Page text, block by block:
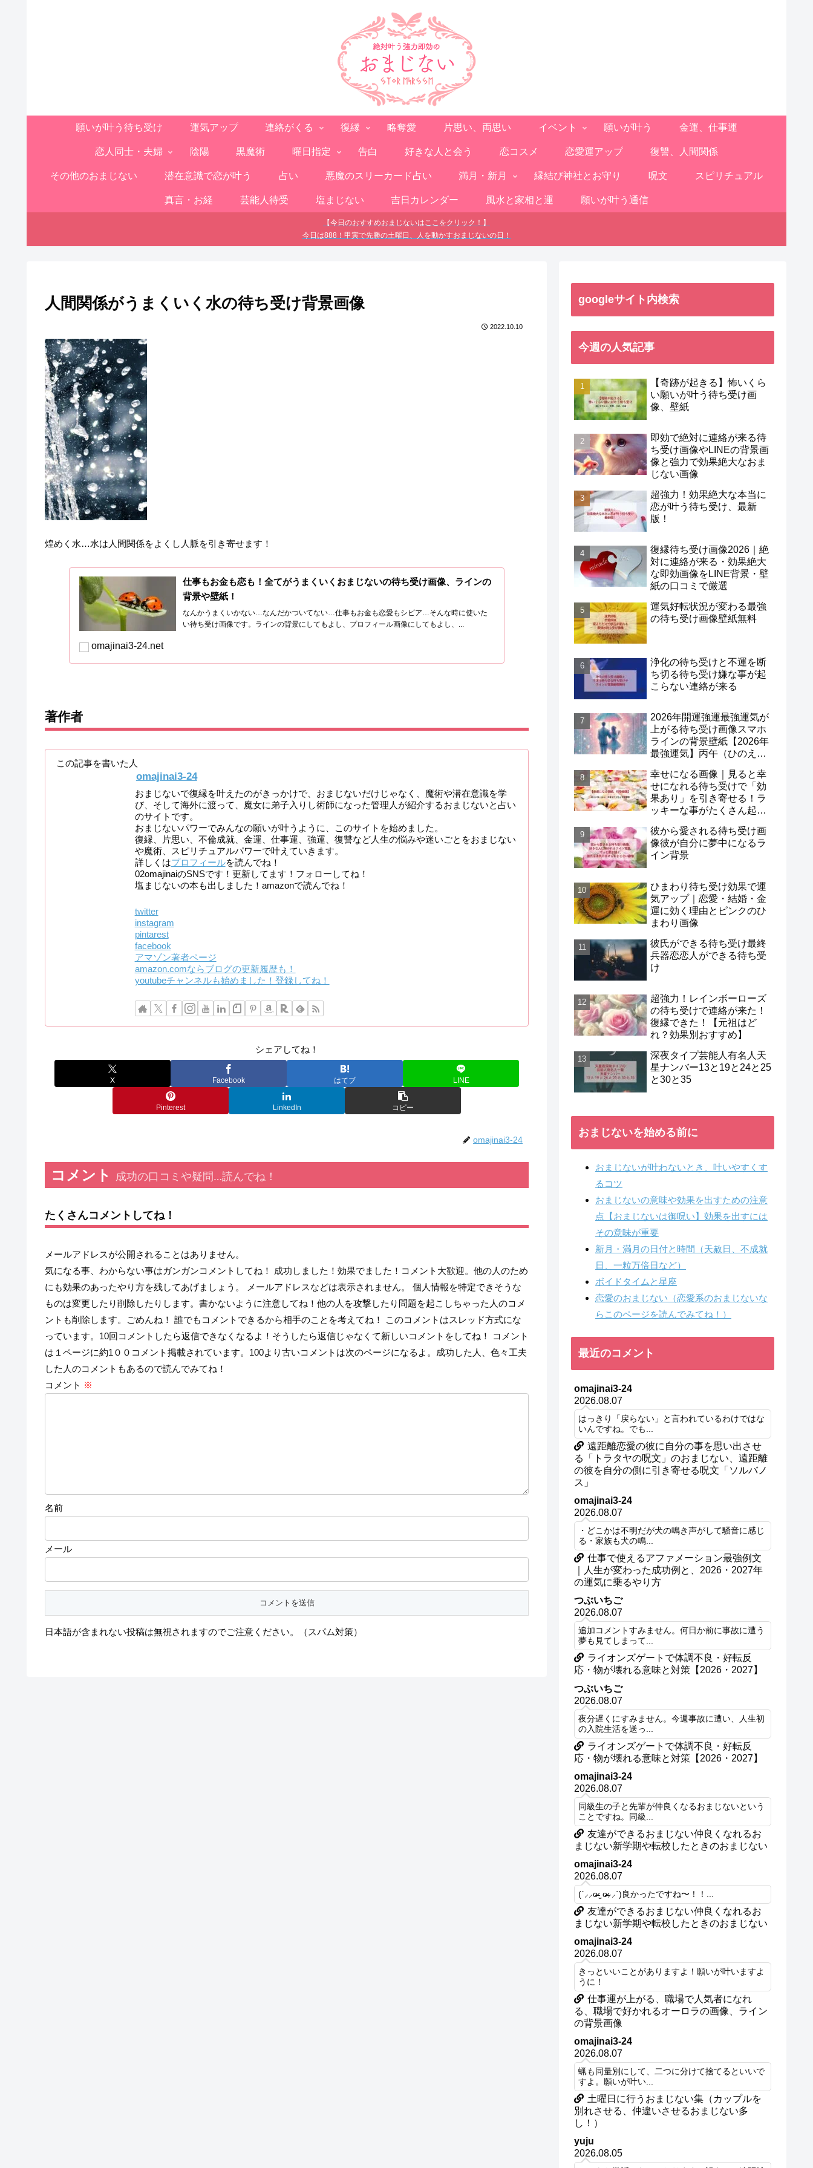
願いが叶う待ち受け 運気アップ 連絡がくる 復縁 略奪愛 片思い、両思い イベント 願いが叶う 金運、仕事運
恋人同士・夫婦 陰陽 黒魔術 曜日指定 告白 好きな人と会う 恋コスメ 恋愛運アップ 復讐、人間関係
その他のおまじない 潜在意識で恋が叶う 占い 悪魔のスリーカード占い 満月・新月 縁結び神社とお守り 呪文 スピリチュアル
真言・お経 芸能人待受 塩まじない 吉日カレンダー 風水と家相と運 願いが叶う通信
【今日のおすすめおまじないはここをクリック！】
今日は888！甲寅で先勝の土曜日、人を動かすおまじないの日！
人間関係がうまくいく水の待ち受け背景画像
2022.10.10
煌めく水…水は人間関係をよくし人脈を引き寄せます！
仕事もお金も恋も！全てがうまくいくおまじないの待ち受け画像、ラインの
背景や壁紙！
なんかうまくいかない…なんだかついてない…仕事もお金も恋愛もシビア…そんな時に使いた
い待ち受け画像です。ラインの背景にしてもよし、プロフィール画像にしてもよし、...
omajinai3-24.net
著作者
この記事を書いた人
omajinai3-24
おまじないで復縁を叶えたのがきっかけで、おまじないだけじゃなく、魔術や潜在意識を学
び、そして海外に渡って、魔女に弟子入りし術師になった管理人が紹介するおまじないと占い
のサイトです。
おまじないパワーでみんなの願いが叶うように、このサイトを始めました。
復縁、片思い、不倫成就、金運、仕事運、強運、復讐など人生の悩みや迷いごとをおまじない
や魔術、スピリチュアルパワーで叶えていきます。
詳しくはプロフィールを読んでね！
02omajinaiのSNSです！更新してます！フォローしてね！
塩まじないの本も出しました！amazonで読んでね！
twitter
instagram
pintarest
facebook
アマゾン著者ページ
amazon.comならブログの更新履歴も！
youtubeチャンネルも始めました！登録してね！
シェアしてね！
X Facebook はてブ LINE
Pinterest LinkedIn コピー
omajinai3-24
コメント 成功の口コミや疑問…読んでね！
たくさんコメントしてね！
メールアドレスが公開されることはありません。
気になる事、わからない事はガンガンコメントしてね！ 成功しました！効果でました！コメント大歓迎。他の人のため
にも効果のあったやり方を残してあげましょう。 メールアドレスなどは表示されません。 個人情報を特定できそうな
ものは変更したり削除したりします。書かないように注意してね！他の人を攻撃したり問題を起こしちゃった人のコメ
ントも削除します。ごめんね！ 誰でもコメントできるから相手のことを考えてね！ このコメントはスレッド方式にな
っています。10回コメントしたら返信できなくなるよ！そうしたら返信じゃなくて新しいコメントをしてね！ コメント
は１ページに約1００コメント掲載されています。100より古いコメントは次のページになるよ。成功した人、色々工夫
した人のコメントもあるので読んでみてね！
コメント ※
名前
メール
日本語が含まれない投稿は無視されますのでご注意ください。（スパム対策）
googleサイト内検索
今週の人気記事
【奇跡が起きる】怖いくら
い願いが叶う待ち受け画
像、壁紙
即効で絶対に連絡が来る待
ち受け画像やLINEの背景画
像と強力で効果絶大なおま
じない画像
超強力！効果絶大な本当に
恋が叶う待ち受け、最新
版！
復縁待ち受け画像2026｜絶
対に連絡が来る・効果絶大
な即効画像をLINE背景・壁
紙の口コミで厳選
運気好転状況が変わる最強
の待ち受け画像壁紙無料
浄化の待ち受けと不運を断
ち切る待ち受け嫌な事が起
こらない連絡が来る
2026年開運強運最強運気が
上がる待ち受け画像スマホ
ラインの背景壁紙【2026年
最強運気】丙午（ひのえう
幸せになる画像｜見ると幸
せになれる待ち受けで「効
果あり」を引き寄せる！ラ
ッキーな事がたくさん起こ
彼から愛される待ち受け画
像彼が自分に夢中になるラ
イン背景
ひまわり待ち受け効果で運
気アップ｜恋愛・結婚・金
運に効く理由とピンクのひ
まわり画像
彼氏ができる待ち受け最終
兵器恋恋人ができる待ち受
け
超強力！レインボーローズ
の待ち受けで連絡が来た！
復縁できた！【元祖はど
れ？効果別おすすめ】
深夜タイプ芸能人有名人天
星ナンバー13と19と24と25
と30と35
おまじないを始める前に
おまじないが叶わないとき、叶いやすくす
るコツ
おまじないの意味や効果を出すための注意
点【おまじないは御呪い】効果を出すには
その意味が重要
新月・満月の日付と時間（天赦日、不成就
日、一粒万倍日など）
ボイドタイムと星座
恋愛のおまじない（恋愛系のおまじないな
らこのページを読んでみてね！）
最近のコメント
omajinai3-24
2026.08.07
はっきり「戻らない」と言われているわけではな
いんですね。でも...
遠距離恋愛の彼に自分の事を思い出させ
る「トラタヤの呪文」のおまじない、遠距離
の彼を自分の側に引き寄せる呪文「ソルバノ
ス」
omajinai3-24
2026.08.07
・どこかは不明だが犬の鳴き声がして騒音に感じ
る・家族も犬の鳴...
仕事で使えるアファメーション最強例文
｜人生が変わった成功例と、2026・2027年
の運気に乗るやり方
つぶいちご
2026.08.07
追加コメントすみません。何日か前に事故に遭う
夢も見てしまって...
ライオンズゲートで体調不良・好転反
応・物が壊れる意味と対策【2026・2027】
つぶいちご
2026.08.07
夜分遅くにすみません。今週事故に遭い、人生初
の入院生活を送っ...
ライオンズゲートで体調不良・好転反
応・物が壊れる意味と対策【2026・2027】
omajinai3-24
2026.08.07
同級生の子と先輩が仲良くなるおまじないという
ことですね。同級...
友達ができるおまじない仲良くなれるお
まじない新学期や転校したときのおまじない
omajinai3-24
2026.08.07
(ˊ⸝⸝o̴̶̷ ̫ o̴̶̷⸝⸝ˋ)良かったですね〜！！...
友達ができるおまじない仲良くなれるお
まじない新学期や転校したときのおまじない
omajinai3-24
2026.08.07
きっといいことがありますよ！願いが叶いますよ
うに！
仕事運が上がる、職場で人気者になれ
る、職場で好かれるオーロラの画像、ライン
の背景画像
omajinai3-24
2026.08.07
蝋も同量別にして、二つに分けて捨てるといいで
すよ。願いが叶い...
土曜日に行うおまじない集（カップルを
別れさせる、仲違いさせるおまじない多
し！）
yuju
2026.08.05